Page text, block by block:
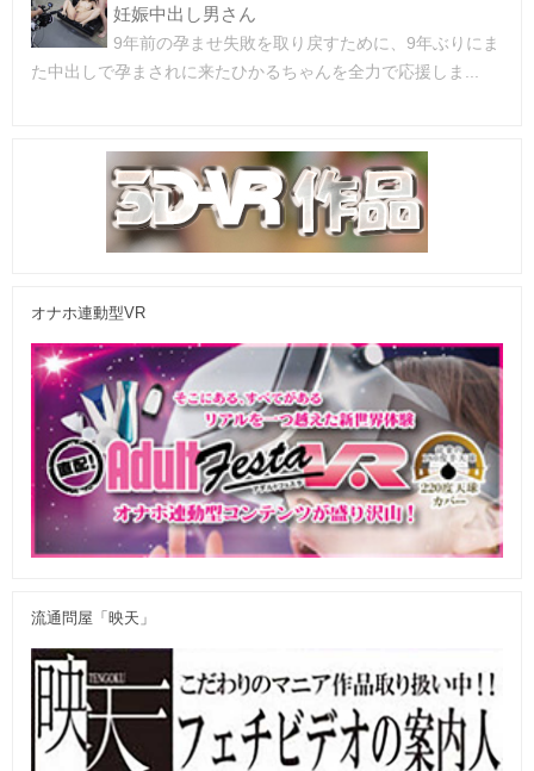
妊娠中出し男さん
9年前の孕ませ失敗を取り戻すために、9年ぶりにま
た中出しで孕まされに来たひかるちゃんを全力で応援しま...
オナホ連動型VR
流通問屋「映天」